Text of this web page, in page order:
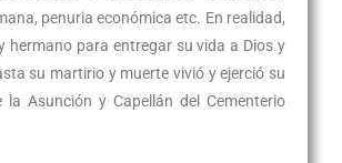
penuria económica etc. En realidad,
hermano para entregar su vida a Dios y
su martirio y muerte vivió y ejerció su
Asunción y Capellán del Cementerio